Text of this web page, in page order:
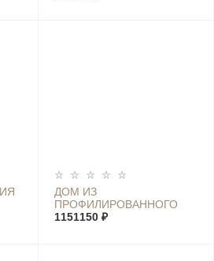
ДОМ ИЗ
ПРОФИЛИРОВАННОГО
БРУСА ХОЛИДЕЙ К 6М Х
1151150 ₽